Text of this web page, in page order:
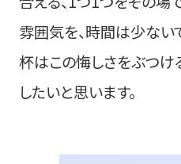
雰囲気を、時間は少ない
杯はこの悔しさをぶつけ
したいと思います。